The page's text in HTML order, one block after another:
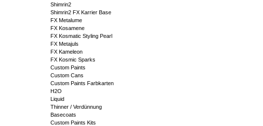
Shimrin2
Shimrin2 FX Karrier Base
FX Metalume
FX Kosamene
FX Kosmatic Styling Pearl
FX Metajuls
FX Kameleon
FX Kosmic Sparks
Custom Paints
Custom Cans
Custom Paints Farbkarten
H2O
Liquid
Thinner / Verdünnung
Basecoats
Custom Paints Kits